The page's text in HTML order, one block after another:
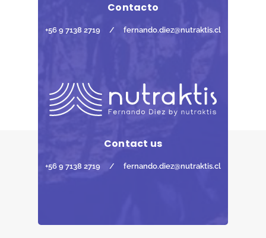
Contacto
+56 9 7138 2719 / fernando.diez@nutraktis.cl
Contact us
+56 9 7138 2719 / fernando.diez@nutraktis.cl